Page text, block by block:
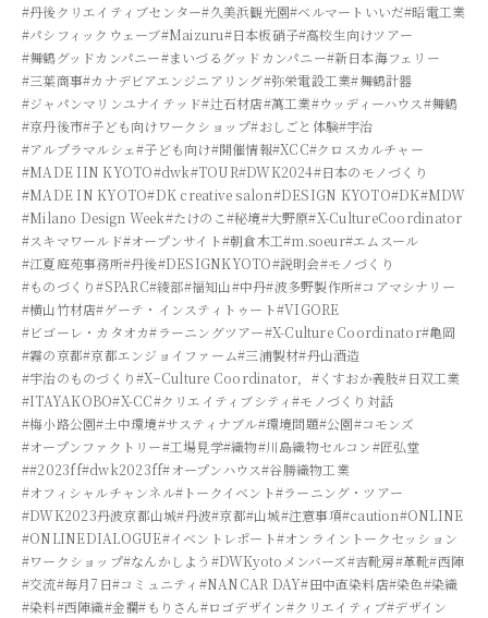
#丹後クリエイティブセンター#久美浜観光園#ベルマートいいだ#昭電工業
#パシフィックウェーブ#Maizuru#日本板硝子#高校生向けツアー
#舞鶴グッドカンパニー#まいづるグッドカンパニー#新日本海フェリー
#三葉商事#カナデビアエンジニアリング#弥栄電設工業#舞鶴計器
#ジャパンマリンユナイテッド#辻石材店#萬工業#ウッディーハウス#舞鶴
#京丹後市#子ども向けワークショップ#おしごと体験#宇治
#アルプラマルシェ#子ども向け#開催情報#XCC#クロスカルチャー
#MADE IIN KYOTO#dwk#TOUR#DWK2024#日本のモノづくり
#MADE IN KYOTO#DK creative salon#DESIGN KYOTO#DK#MDW
#Milano Design Week#たけのこ#秘境#大野原#X-CultureCoordinator
#スキマワールド#オープンサイト#朝倉木工#m.soeur#エムスール
#江夏庭苑事務所#丹後#DESIGNKYOTO#説明会#モノづくり
#ものづくり#SPARC#綾部#福知山#中丹#波多野製作所#コアマシナリー
#横山竹材店#ゲーテ・インスティトゥート#VIGORE
#ビゴーレ・カタオカ#ラーニングツアー#X-Culture Coordinator#亀岡
#霧の京都#京都エンジョイファーム#三浦製材#丹山酒造
#宇治のものづくり#X−Culture Coordinator， #くすおか義肢#日双工業
#ITAYAKOBO#X-CC#クリエイティブシティ#モノづくり対話
#梅小路公園#土中環境#サスティナブル#環境問題#公園#コモンズ
#オープンファクトリー#工場見学#織物#川島織物セルコン#匠弘堂
##2023ff#dwk2023ff#オープンハウス#谷勝織物工業
#オフィシャルチャンネル#トークイベント#ラーニング・ツアー
#DWK2023丹波京都山城#丹波#京都#山城#注意事項#caution#ONLINE
#ONLINEDIALOGUE#イベントレポート#オンライントークセッション
#ワークショップ#なんかしよう #DWKyotoメンバーズ#吉靴房#革靴#西陣
#交流#毎月7日#コミュニティ #NANCAR DAY#田中直染料店#染色#染織
#染料#西陣織#金襴#もりさん#ロゴデザイン#クリエイティブ#デザイン